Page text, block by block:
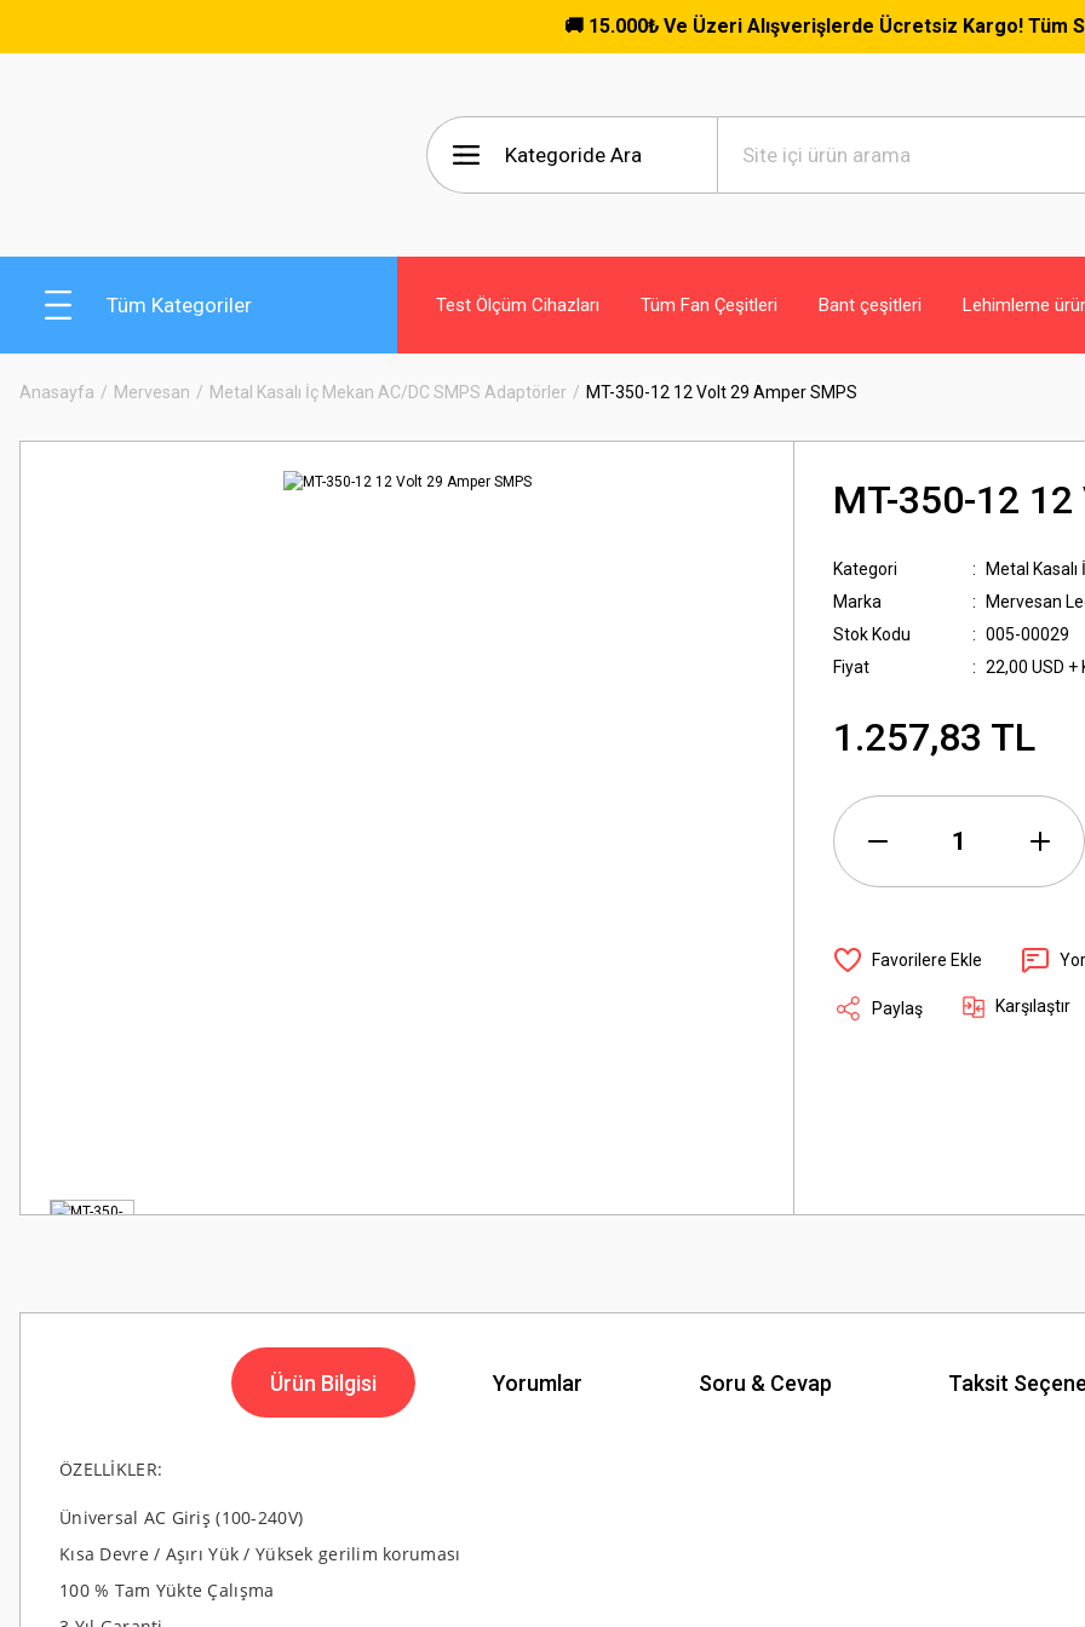
🚚 15.000₺ Ve Üzeri Alışverişlerde Ücretsiz Kargo! Tüm
Tüm Kategoriler Test Ölçüm Cihazları Tüm Fan Çeşitleri Bant çeşitleri Lehimleme
Anasayfa Mervesan Metal Kasalı İç Mekan AC/DC SMPS Adaptörler MT-350-12 12 Volt 29 Amper SMPS
MT-350-12
Kategori
Metal
Marka
Mervesan
Stok Kodu
005-00029
Fiyat
22,00 USD +
1.257,83 TL
Paylaş Karşılaştır
Ürün Bilgisi Yorumlar Soru & Cevap Taksit
ÖZELLİKLER:
Üniversal AC Giriş (100-240V)
Kısa Devre / Aşırı Yük / Yüksek gerilim koruması
100 % Tam Yükte Çalışma